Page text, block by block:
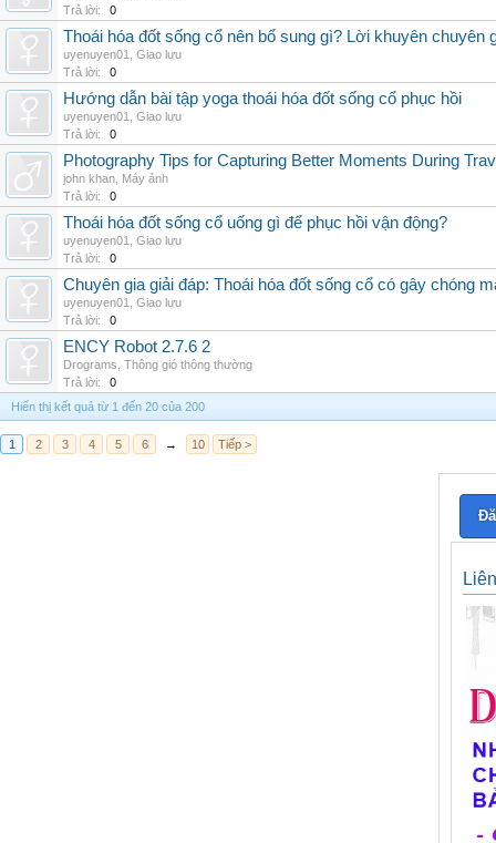
Trả lời:
0
Thoái hóa đốt sống cổ nên bổ sung gì? Lời khuyên chuyên
uyenuyen01
Giao lưu
Trả lời:
0
Hướng dẫn bài tập yoga thoái hóa đốt sống cổ phục hồi
uyenuyen01
Giao lưu
Trả lời:
0
Photography Tips for Capturing Better Moments During
john khan Máy ảnh
Trả lời:
0
Thoái hóa đốt sống cổ uống gì để phục hồi vận động?
uyenuyen01
Giao lưu
Trả lời:
0
Chuyên gia giải đáp: Thoái hóa đốt sống cổ có gây chóng
uyenuyen01
Giao lưu
Trả lời:
0
ENCY Robot 2.7.6 2
Drograms Thông gió thông thường
Trả lời:
0
Hiển thị kết quả từ 1 đến 20 của 200
1 2 3 4 5 6 → 10 Tiếp >